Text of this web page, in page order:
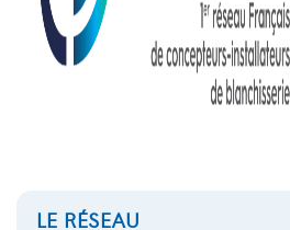
LE RÉSEAU